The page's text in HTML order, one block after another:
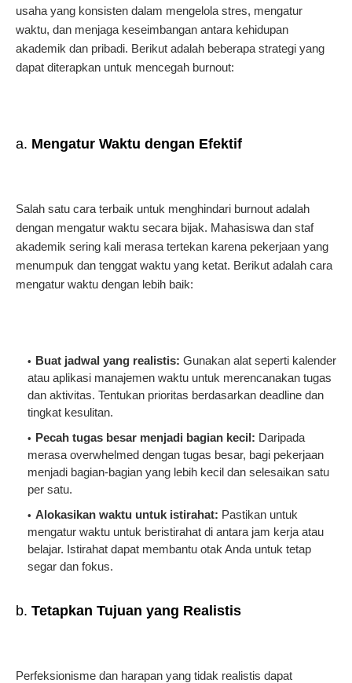
usaha yang konsisten dalam mengelola stres, mengatur
waktu, dan menjaga keseimbangan antara kehidupan
akademik dan pribadi. Berikut adalah beberapa strategi yang
dapat diterapkan untuk mencegah burnout:
a. Mengatur Waktu dengan Efektif
Salah satu cara terbaik untuk menghindari burnout adalah
dengan mengatur waktu secara bijak. Mahasiswa dan staf
akademik sering kali merasa tertekan karena pekerjaan yang
menumpuk dan tenggat waktu yang ketat. Berikut adalah cara
mengatur waktu dengan lebih baik:
Buat jadwal yang realistis: Gunakan alat seperti kalender
atau aplikasi manajemen waktu untuk merencanakan tugas
dan aktivitas. Tentukan prioritas berdasarkan deadline dan
tingkat kesulitan.
Pecah tugas besar menjadi bagian kecil: Daripada
merasa overwhelmed dengan tugas besar, bagi pekerjaan
menjadi bagian-bagian yang lebih kecil dan selesaikan satu
per satu.
Alokasikan waktu untuk istirahat: Pastikan untuk
mengatur waktu untuk beristirahat di antara jam kerja atau
belajar. Istirahat dapat membantu otak Anda untuk tetap
segar dan fokus.
b. Tetapkan Tujuan yang Realistis
Perfeksionisme dan harapan yang tidak realistis dapat